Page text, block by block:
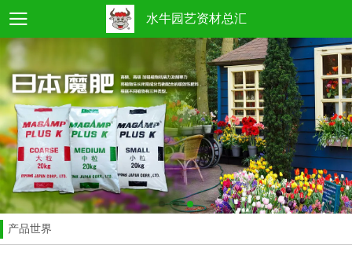
水牛园艺资材总汇
产品世界